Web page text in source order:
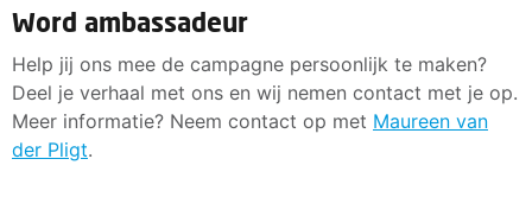
welke gemeente je:
woont of je wel of niet hulp bij de huishouding krijgt
of hoeveel uur.
woont of je wel of niet een minimavoorziening
krijgt; één inkomensgrens om in aanmerking te
Word ambassadeur
Help jij ons mee de campagne persoonlijk te maken?
Deel je verhaal met ons en wij nemen contact met je op.
Meer informatie? Neem contact op met Maureen van
der Pligt.